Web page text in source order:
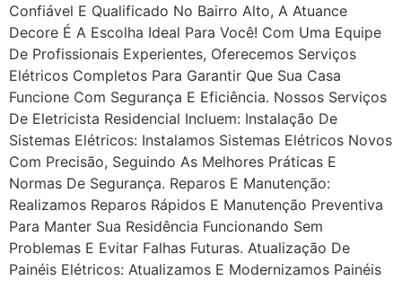
Confiável E Qualificado No Bairro Alto, A Atuance
Decore É A Escolha Ideal Para Você! Com Uma Equipe
De Profissionais Experientes, Oferecemos Serviços
Elétricos Completos Para Garantir Que Sua Casa
Funcione Com Segurança E Eficiência. Nossos Serviços
De Eletricista Residencial Incluem: Instalação De
Sistemas Elétricos: Instalamos Sistemas Elétricos Novos
Com Precisão, Seguindo As Melhores Práticas E
Normas De Segurança. Reparos E Manutenção:
Realizamos Reparos Rápidos E Manutenção Preventiva
Para Manter Sua Residência Funcionando Sem
Problemas E Evitar Falhas Futuras. Atualização De
Painéis Elétricos: Atualizamos E Modernizamos Painéis